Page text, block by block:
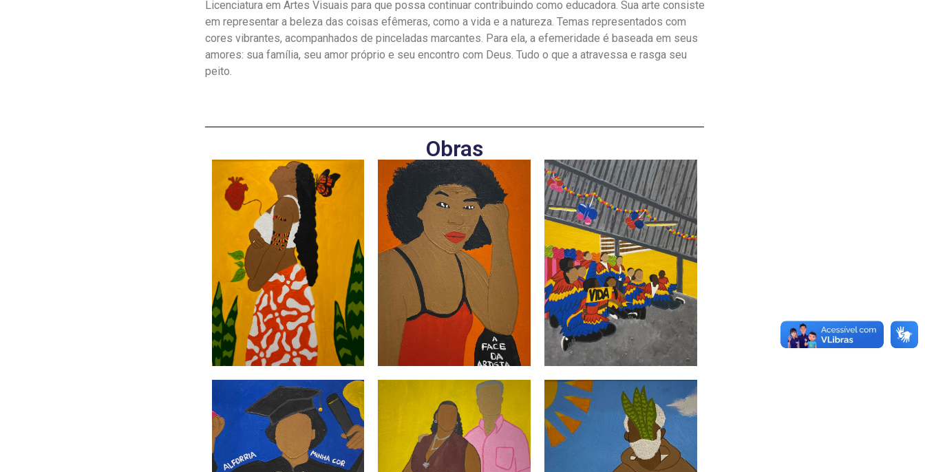
Licenciatura em Artes Visuais para que possa continuar contribuindo como educadora. Sua arte consiste
em representar a beleza das coisas efêmeras, como a vida e a natureza. Temas representados com
cores vibrantes, acompanhados de pinceladas marcantes. Para ela, a efemeridade é baseada em seus
amores: sua família, seu amor próprio e seu encontro com Deus. Tudo o que a atravessa e rasga seu
peito.
Obras